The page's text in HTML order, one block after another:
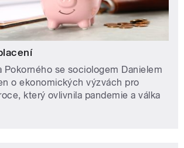
Pokorného se sociologem Danielem
o ekonomických výzvách pro
který ovlivnila pandemie a válka